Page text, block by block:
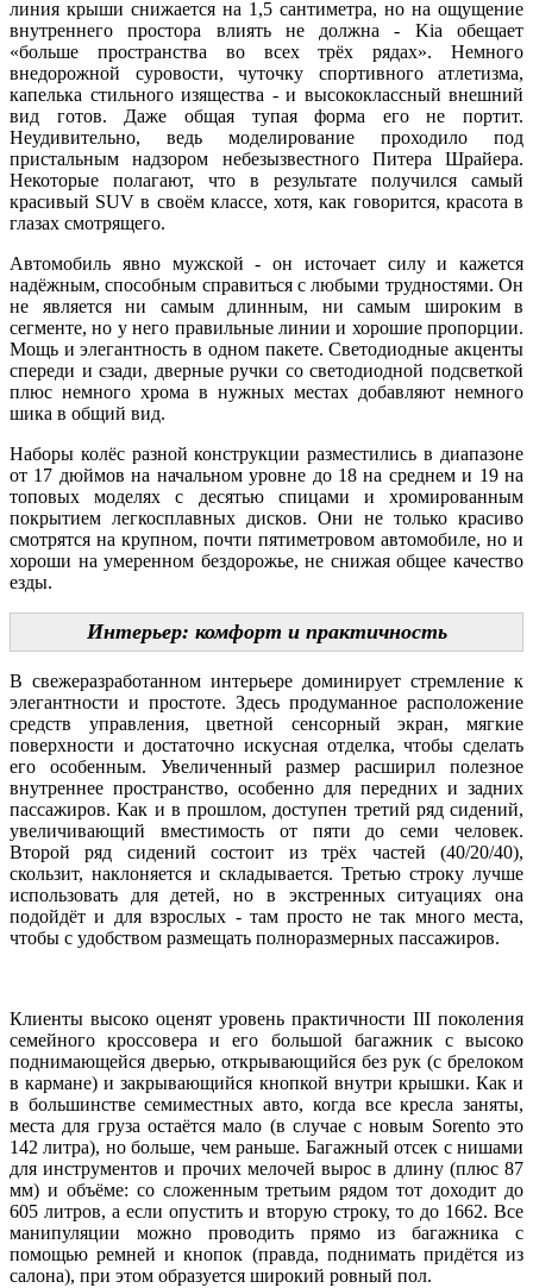
линия крыши снижается на 1,5 сантиметра, но на ощущение
внутреннего простора влиять не должна - Kia обещает
«больше пространства во всех трёх рядах». Немного
внедорожной суровости, чуточку спортивного атлетизма,
капелька стильного изящества - и высококлассный внешний
вид готов. Даже общая тупая форма его не портит.
Неудивительно, ведь моделирование проходило под
пристальным надзором небезызвестного Питера Шрайера.
Некоторые полагают, что в результате получился самый
красивый SUV в своём классе, хотя, как говорится, красота в
глазах смотрящего.
Автомобиль явно мужской - он источает силу и кажется
надёжным, способным справиться с любыми трудностями. Он
не является ни самым длинным, ни самым широким в
сегменте, но у него правильные линии и хорошие пропорции.
Мощь и элегантность в одном пакете. Светодиодные акценты
спереди и сзади, дверные ручки со светодиодной подсветкой
плюс немного хрома в нужных местах добавляют немного
шика в общий вид.
Наборы колёс разной конструкции разместились в диапазоне
от 17 дюймов на начальном уровне до 18 на среднем и 19 на
топовых моделях с десятью спицами и хромированным
покрытием легкосплавных дисков. Они не только красиво
смотрятся на крупном, почти пятиметровом автомобиле, но и
хороши на умеренном бездорожье, не снижая общее качество
езды.
Интерьер: комфорт и практичность
В свежеразработанном интерьере доминирует стремление к
элегантности и простоте. Здесь продуманное расположение
средств управления, цветной сенсорный экран, мягкие
поверхности и достаточно искусная отделка, чтобы сделать
его особенным. Увеличенный размер расширил полезное
внутреннее пространство, особенно для передних и задних
пассажиров. Как и в прошлом, доступен третий ряд сидений,
увеличивающий вместимость от пяти до семи человек.
Второй ряд сидений состоит из трёх частей (40/20/40),
скользит, наклоняется и складывается. Третью строку лучше
использовать для детей, но в экстренных ситуациях она
подойдёт и для взрослых - там просто не так много места,
чтобы с удобством размещать полноразмерных пассажиров.
Клиенты высоко оценят уровень практичности III поколения
семейного кроссовера и его большой багажник с высоко
поднимающейся дверью, открывающийся без рук (с брелоком
в кармане) и закрывающийся кнопкой внутри крышки. Как и
в большинстве семиместных авто, когда все кресла заняты,
места для груза остаётся мало (в случае с новым Sorento это
142 литра), но больше, чем раньше. Багажный отсек с нишами
для инструментов и прочих мелочей вырос в длину (плюс 87
мм) и объёме: со сложенным третьим рядом тот доходит до
605 литров, а если опустить и вторую строку, то до 1662. Все
манипуляции можно проводить прямо из багажника с
помощью ремней и кнопок (правда, поднимать придётся из
салона), при этом образуется широкий ровный пол.